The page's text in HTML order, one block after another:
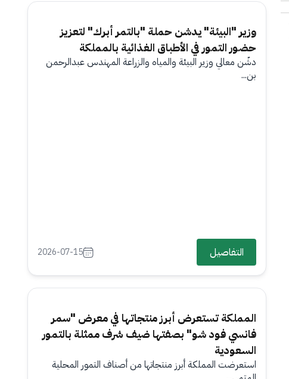
وزير "البيئة" يدشن حملة "بالتمر أبرك" لتعزيز
حضور التمور في الأطباق الغذائية بالمملكة
دشّن معالي وزير البيئة والمياه والزراعة المهندس عبدالرحمن
بن...
التفاصيل 2026-07-15
المملكة تستعرض أبرز منتجاتها في معرض "سمر
فانسي فود شو" بصفتها ضيف شرف ممثلة بالتمور
السعودية
استعرضت المملكة أبرز منتجاتها من أصناف التمور المحلية